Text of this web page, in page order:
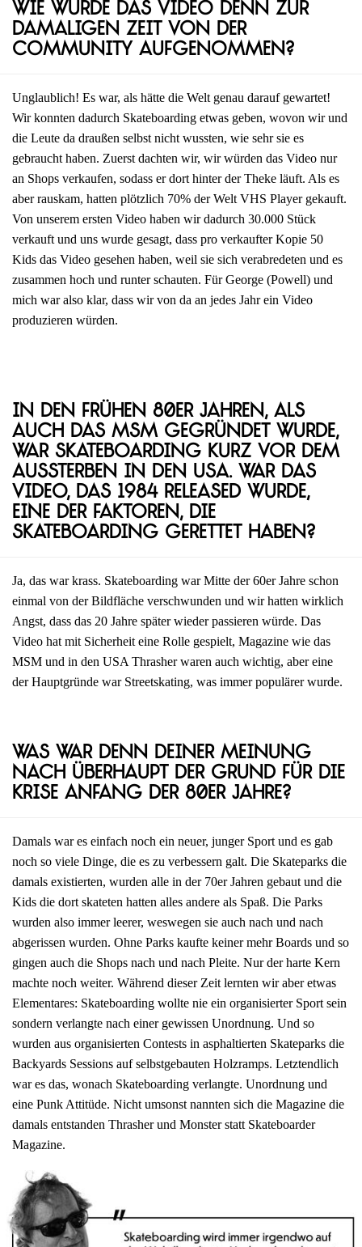
Wie wurde das Video denn zur
damaligen Zeit von der
Community aufgenommen?
Unglaublich! Es war, als hätte die Welt genau darauf gewartet!
Wir konnten dadurch Skateboarding etwas geben, wovon wir und
die Leute da draußen selbst nicht wussten, wie sehr sie es
gebraucht haben. Zuerst dachten wir, wir würden das Video nur
an Shops verkaufen, sodass er dort hinter der Theke läuft. Als es
aber rauskam, hatten plötzlich 70% der Welt VHS Player gekauft.
Von unserem ersten Video haben wir dadurch 30.000 Stück
verkauft und uns wurde gesagt, dass pro verkaufter Kopie 50
Kids das Video gesehen haben, weil sie sich verabredeten und es
zusammen hoch und runter schauten. Für George (Powell) und
mich war also klar, dass wir von da an jedes Jahr ein Video
produzieren würden.
In den frühen 80er Jahren, als
auch das MSM gegründet wurde,
war Skateboarding kurz vor dem
Aussterben in den USA. War das
Video, das 1984 released wurde,
eine der Faktoren, die
Skateboarding gerettet haben?
Ja, das war krass. Skateboarding war Mitte der 60er Jahre schon
einmal von der Bildfläche verschwunden und wir hatten wirklich
Angst, dass das 20 Jahre später wieder passieren würde. Das
Video hat mit Sicherheit eine Rolle gespielt, Magazine wie das
MSM und in den USA Thrasher waren auch wichtig, aber eine
der Hauptgründe war Streetskating, was immer populärer wurde.
Was war denn deiner Meinung
nach überhaupt der Grund für die
Krise Anfang der 80er Jahre?
Damals war es einfach noch ein neuer, junger Sport und es gab
noch so viele Dinge, die es zu verbessern galt. Die Skateparks die
damals existierten, wurden alle in der 70er Jahren gebaut und die
Kids die dort skateten hatten alles andere als Spaß. Die Parks
wurden also immer leerer, weswegen sie auch nach und nach
abgerissen wurden. Ohne Parks kaufte keiner mehr Boards und so
gingen auch die Shops nach und nach Pleite. Nur der harte Kern
machte noch weiter. Während dieser Zeit lernten wir aber etwas
Elementares: Skateboarding wollte nie ein organisierter Sport sein
sondern verlangte nach einer gewissen Unordnung. Und so
wurden aus organisierten Contests in asphaltierten Skateparks die
Backyards Sessions auf selbstgebauten Holzramps. Letztendlich
war es das, wonach Skateboarding verlangte. Unordnung und
eine Punk Attitüde. Nicht umsonst nannten sich die Magazine die
damals entstanden Thrasher und Monster statt Skateboarder
Magazine.